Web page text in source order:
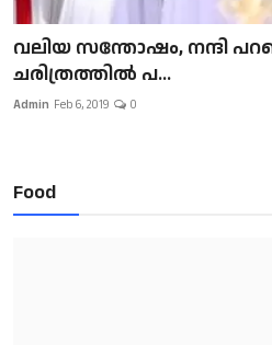
വലിയ സന്തോഷം, നന്ദി
ചരിത്രത്തിൽ പ...
Admin Feb 6, 2019 0
Food